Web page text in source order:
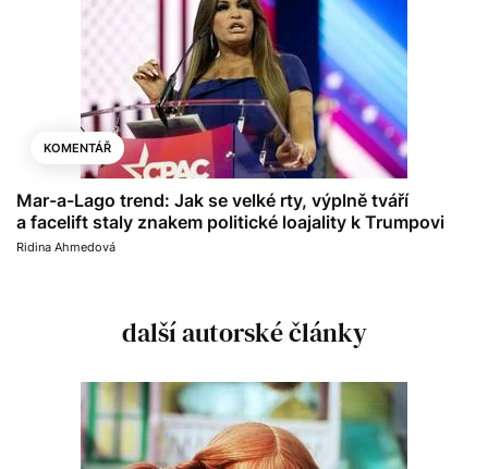
KOMENTÁŘ
Mar-a-Lago trend: Jak se velké rty, výplně tváří
a facelift staly znakem politické loajality k Trumpovi
Ridina Ahmedová
další autorské články